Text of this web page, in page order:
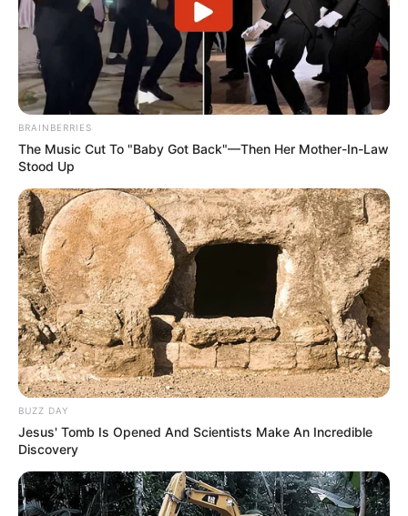
BRAINBERRIES
The Music Cut To "Baby Got Back"—Then Her Mother-In-Law
Stood Up
BUZZ DAY
Jesus' Tomb Is Opened And Scientists Make An Incredible
Discovery